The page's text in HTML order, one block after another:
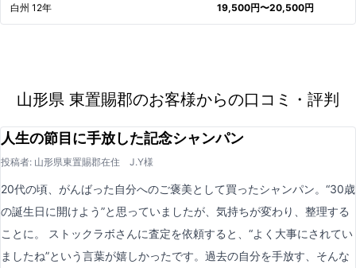
白州 12年 19,500円〜20,500円
山形県 東置賜郡のお客様からの口コミ・評判
人生の節目に手放した記念シャンパン
投稿者: 山形県東置賜郡在住 J.Y様
20代の頃、がんばった自分へのご褒美として買ったシャンパン。“30歳
の誕生日に開けよう”と思っていましたが、気持ちが変わり、整理する
ことに。 ストックラボさんに査定を依頼すると、“よく大事にされてい
ましたね”という言葉が嬉しかったです。過去の自分を手放す、そんな